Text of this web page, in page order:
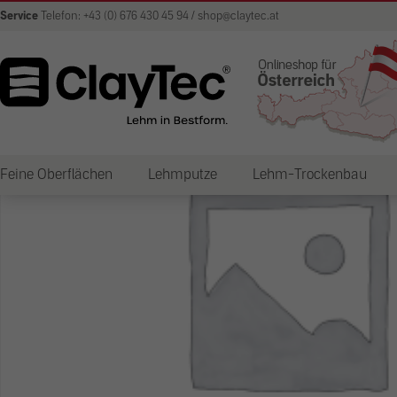
Service Telefon: +43 (0) 676 430 45 94 / shop@claytec.at
Feine Oberflächen Lehmputze Lehm-Trockenbau